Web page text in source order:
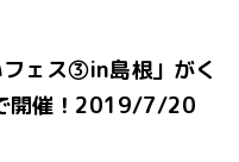
フェス③in島根」がく
開催！2019/7/20